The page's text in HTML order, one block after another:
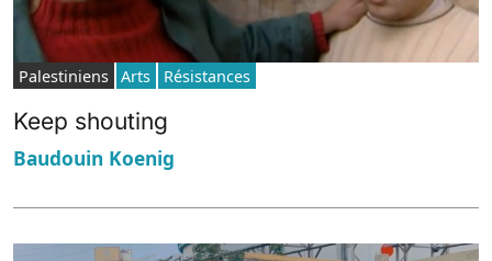
Palestiniens Arts Résistances
Keep shouting
Baudouin Koenig